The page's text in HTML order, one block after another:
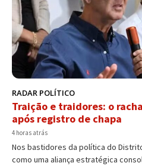
RADAR POLÍTICO
Traição e traidores: o
após registro de chapa
4 horas atrás
Nos bastidores da política do
como uma aliança estratégica